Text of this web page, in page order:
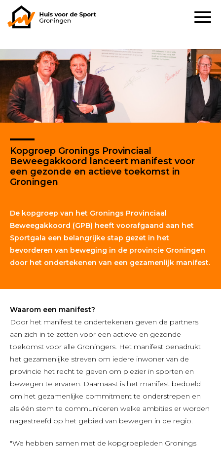
Kopgroep Gronings Provinciaal
Beweegakkoord lanceert manifest voor
een gezonde en actieve toekomst in
Groningen
De kopgroep van het Gronings Provinciaal
Beweegakkoord (GPB) heeft voorafgaand aan het
Sportgala een belangrijke stap gezet in het
bevorderen van beweging in de provincie Groningen
door het ondertekenen van een gezamenlijk manifest.
Waarom een manifest?
Door het manifest te ondertekenen geven de partners
aan zich in te zetten voor een actieve en gezonde
toekomst voor alle Groningers. Het manifest benadrukt
het gezamenlijke streven om iedere inwoner van de
provincie het recht te geven om plezier in sporten en
bewegen te ervaren. Daarnaast is het manifest bedoeld
om het gezamenlijke commitment te onderstrepen en
als één stem te communiceren welke ambities er worden
nagestreefd op het gebied van bewegen in de regio.
"We hebben samen met de kopgroepleden Gronings